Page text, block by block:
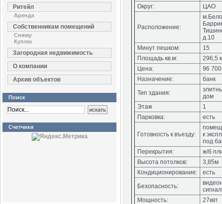
Ритейл
Аренда
Собственникам помещений
Сниму
Куплю
Загородная недвижимость
О компании
Архив объектов
Поиск
Счетчики
Округ:
ЦАО
Расположение:
д.10
Минут пешком:
15
Площадь кв.м:
296,5
Цена:
96
Назначение:
банк
Тип здания:
дом
Этаж
1
Парковка:
есть
Готовность к въезду:
к
под
Перекрытия:
ж/б
Высота потолков:
3,85м
Кондиционирование:
есть
Безопасность:
Мощность:
27квт